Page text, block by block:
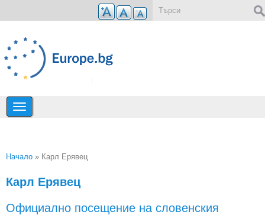
Премини към основното съдържание
Начало » Карл Ерявец
Карл Ерявец
Официално посещение на словенския